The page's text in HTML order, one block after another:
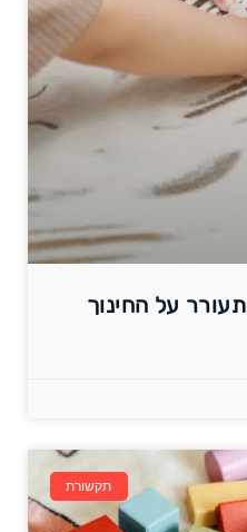
על החינוך
תקשורת